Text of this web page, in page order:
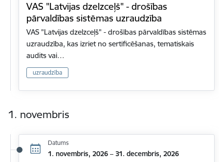
VAS "Latvijas dzelzceļš" - drošības
pārvaldības sistēmas uzraudzība
VAS "Latvijas dzelzceļš" - drošības pārvaldības sistēmas
uzraudzība, kas izriet no sertificēšanas, tematiskais
audits vai…
uzraudzība
1. novembris
Datums
1. novembris, 2026 – 31. decembris, 2026